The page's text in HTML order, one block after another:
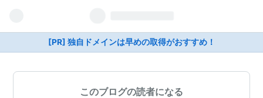
[PR] 独自ドメインは早めの取得がおすすめ！
このブログの読者になる